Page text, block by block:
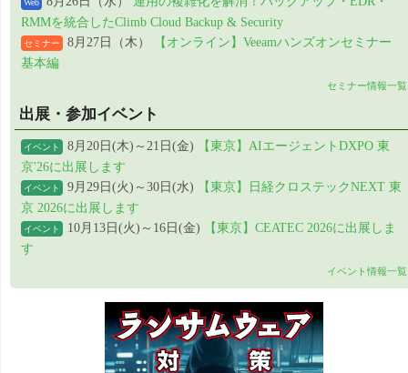
Web
RMMを統合したClimb Cloud Backup & Security
セミナー 8月27日（木）
【オンライン】Veeamハンズオンセミナー
基本編
セミナー情報一覧
出展・参加イベント
イベント 8月20日(木)～21日(金)
【東京】AIエージェントDXPO 東
京'26に出展します
イベント 9月29日(火)～30日(水)
【東京】日経クロステックNEXT 東
京 2026に出展します
イベント 10月13日(火)～16日(金)
【東京】CEATEC 2026に出展しま
す
イベント情報一覧